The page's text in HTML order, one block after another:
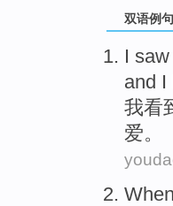
双语例句
I saw
and I
我看
爱。
When